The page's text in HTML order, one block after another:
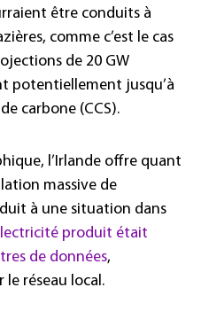
être conduits à
comme c’est le cas
de 20 GW
potentiellement jusqu’à
carbone (CCS).
l’Irlande offre quant
massive de
à une situation dans
produit était
de données,
réseau local.